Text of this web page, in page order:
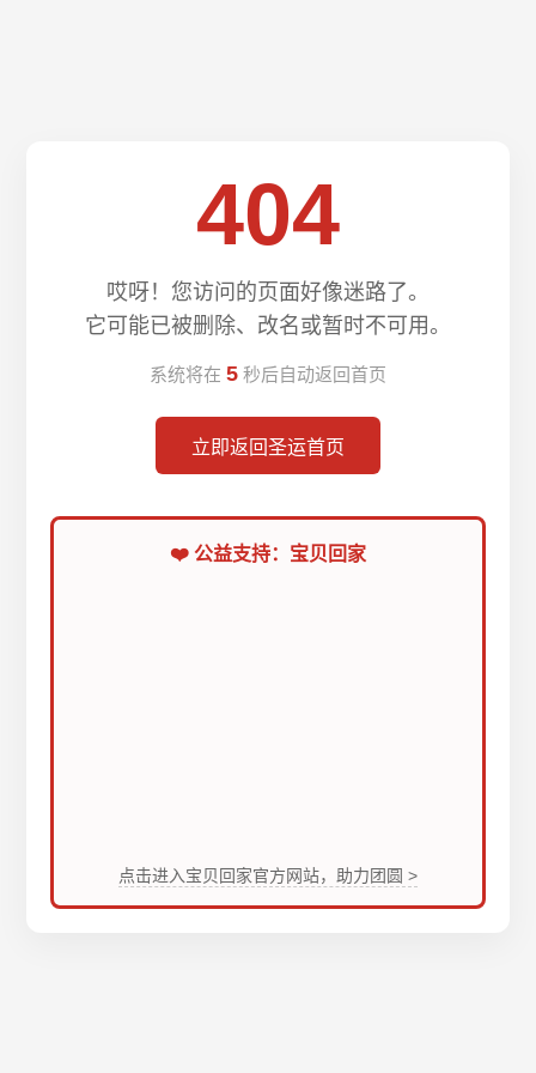
404
哎呀！您访问的页面好像迷路了。
它可能已被删除、改名或暂时不可用。
系统将在 5 秒后自动返回首页
立即返回圣运首页
❤️ 公益支持：宝贝回家
点击进入宝贝回家官方网站，助力团圆 >